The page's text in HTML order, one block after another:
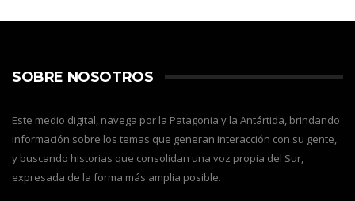
SOBRE NOSOTROS
Este medio digital, navega por la Patagonia y la Antártida, brindando
información sobre los temas que generan interacción con su gente,
y buscando historias que consolidan una voz propia del Sur,
expresada de la forma más amplia posible.